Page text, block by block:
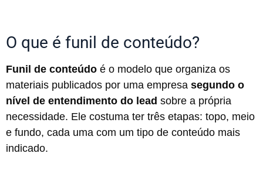
O que é funil de conteúdo?
Funil de conteúdo é o modelo que organiza os
materiais publicados por uma empresa segundo o
nível de entendimento do lead sobre a própria
necessidade. Ele costuma ter três etapas: topo, meio
e fundo, cada uma com um tipo de conteúdo mais
indicado.